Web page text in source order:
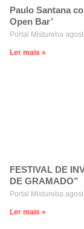
Paulo Santana
Open Bar’
Portal Mistureba
Ler mais »
FESTIVAL DE
DE GRAMADO”
Portal Mistureba
Ler mais »